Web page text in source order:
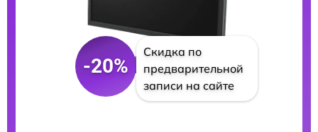
-20%
Скидка по
предварительной
записи на сайте